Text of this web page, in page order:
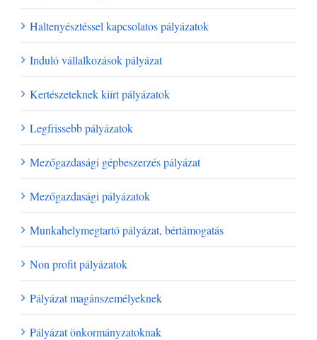
Haltenyésztéssel kapcsolatos pályázatok
Induló vállalkozások pályázat
Kertészeteknek kiírt pályázatok
Legfrissebb pályázatok
Mezőgazdasági gépbeszerzés pályázat
Mezőgazdasági pályázatok
Munkahelymegtartó pályázat, bértámogatás
Non profit pályázatok
Pályázat magánszemélyeknek
Pályázat önkormányzatoknak